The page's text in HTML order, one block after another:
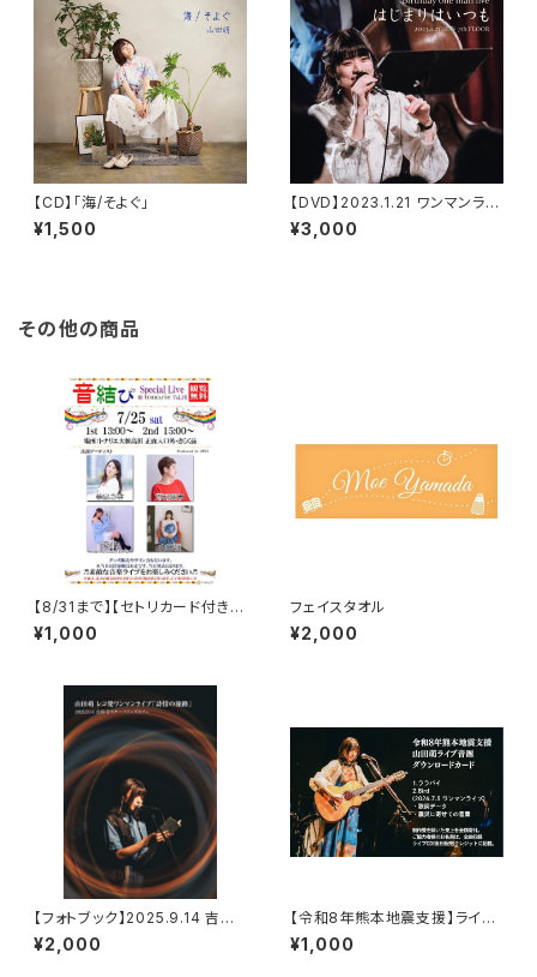
【CD】「海/そよぐ」
¥1,500
【DVD】2023.1.21 ワンマンライ
ブ 渋谷7th FLOOR
¥3,000
その他の商品
【8/31まで】【セトリカード付きラ
イブ映像】7/25奈良tonarie大
和高田
¥1,000
フェイスタオル
¥2,000
【フォトブック】2025.9.14 吉祥
寺スターパインズカフェ レコ発
ワンマン
¥2,000
【令和8年熊本地震支援】ライブ
音源ダウンロードカード
¥1,000